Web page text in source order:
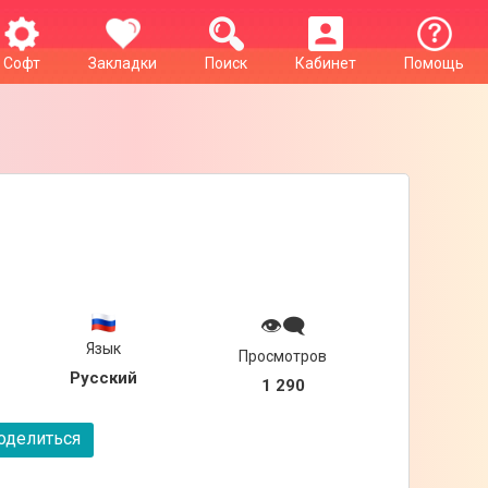
Помощь
Кабинет
Поиск
Закладки
Софт
Язык
Русский
👁‍🗨
Просмотров
1 290